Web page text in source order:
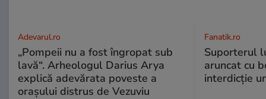
Adevarul.ro
„Pompeii nu a fost îngropat sub
lavă“. Arheologul Darius Arya
explică adevărata poveste a
orașului distrus de Vezuviu
Fanatik.ro
Suporterul
aruncat cu
interdicție